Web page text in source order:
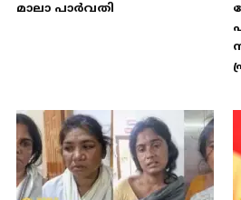
മാലാ പാർവതി